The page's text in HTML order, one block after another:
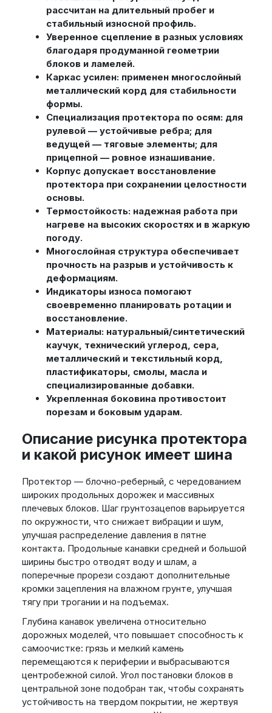
рассчитан на длительный пробег и
стабильный износной профиль.
Уверенное сцепление в разных условиях
благодаря продуманной геометрии
блоков и ламелей.
Каркас усилен: применен многослойный
металлический корд для стабильности
формы.
Специализация протектора по осям: для
рулевой — устойчивые ребра; для
ведущей — тяговые элементы; для
прицепной — ровное изнашивание.
Корпус допускает восстановление
протектора при сохранении целостности
основы.
Термостойкость: надежная работа при
нагреве на высоких скоростях и в жаркую
погоду.
Многослойная структура обеспечивает
прочность на разрыв и устойчивость к
деформациям.
Индикаторы износа помогают
своевременно планировать ротации и
восстановление.
Материалы: натуральный/синтетический
каучук, технический углерод, сера,
металлический и текстильный корд,
пластификаторы, смолы, масла и
специализированные добавки.
Укрепленная боковина противостоит
порезам и боковым ударам.
Описание рисунка протектора
и какой рисунок имеет шина
Протектор — блочно-реберный, с чередованием
широких продольных дорожек и массивных
плечевых блоков. Шаг грунтозацепов варьируется
по окружности, что снижает вибрации и шум,
улучшая распределение давления в пятне
контакта. Продольные канавки средней и большой
ширины быстро отводят воду и шлам, а
поперечные прорези создают дополнительные
кромки зацепления на влажном грунте, улучшая
тягу при трогании и на подъемах.
Глубина канавок увеличена относительно
дорожных моделей, что повышает способность к
самоочистке: грязь и мелкий камень
перемещаются к периферии и выбрасываются
центробежной силой. Угол постановки блоков в
центральной зоне подобран так, чтобы сохранять
устойчивость на твердом покрытии, не жертвуя